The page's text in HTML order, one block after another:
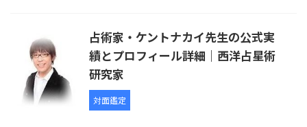
占術家・ケントナカイ先生の公式実
績とプロフィール詳細｜西洋占星術
研究家
対面鑑定